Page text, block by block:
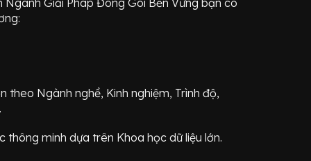
theo Ngành nghề, Kinh nghiệm, Trình độ,
thông minh dựa trên Khoa học dữ liệu lớn.